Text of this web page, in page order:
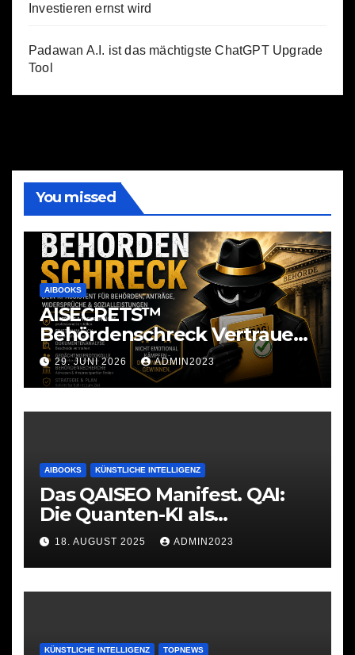
Investieren ernst wird
Padawan A.I. ist das mächtigste ChatGPT Upgrade
Tool
You missed
AIBOOKS
AISECRETS™
Behördenschreck Vertrauen.
Struktur. Unterstützung.
29. JUNI 2026 ADMIN2023
AIBOOKS KÜNSTLICHE INTELLIGENZ
Das QAISEO Manifest. QAI:
Die Quanten-KI als
Werkzeug
18. AUGUST 2025 ADMIN2023
KÜNSTLICHE INTELLIGENZ TOPNEWS